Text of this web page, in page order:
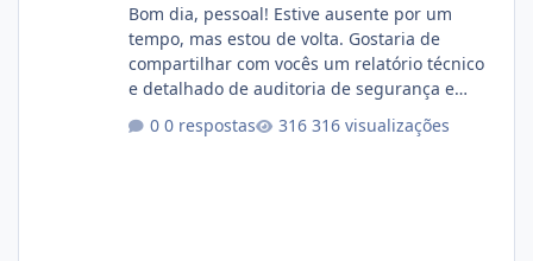
Bom dia, pessoal! Estive ausente por um
tempo, mas estou de volta. Gostaria de
compartilhar com vocês um relatório técnico
e detalhado de auditoria de segurança e
atualmente em circulação e comercialização
0 respostas 316 visualizações